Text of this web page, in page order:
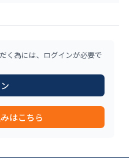
く為には、ログインが必要で
はこちら